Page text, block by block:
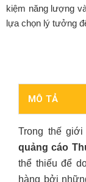
kiệm năng lượng
lựa chọn lý tưởng
MÔ TẢ
Trong thế
quảng cáo
thể thiếu để
hàng bởi